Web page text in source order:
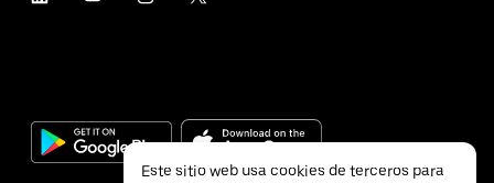
Este sitio web usa cookies de terceros para